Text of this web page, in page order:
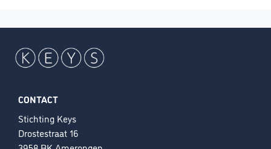
CONTACT
Stichting Keys
Drostestraat 16